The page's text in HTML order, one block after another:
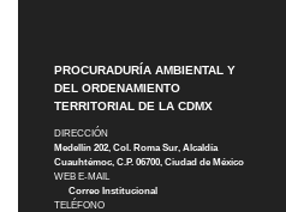
PROCURADURÍA AMBIENTAL Y
DEL ORDENAMIENTO
TERRITORIAL DE LA CDMX
DIRECCIÓN
Medellín 202, Col. Roma Sur, Alcaldía
Cuauhtémoc, C.P. 06700, Ciudad de México
WEB E-MAIL
Correo Institucional
TELÉFONO